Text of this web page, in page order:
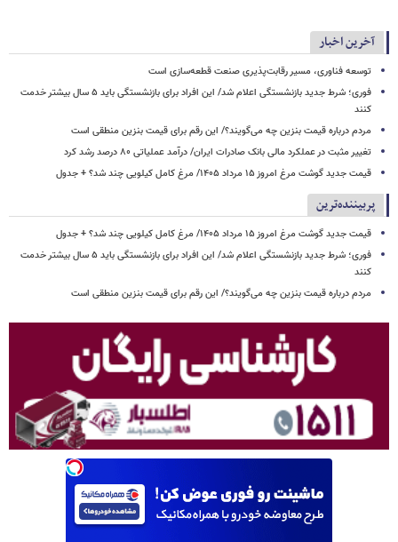
آخرین اخبار
توسعه فناوری، مسیر رقابت‌پذیری صنعت قطعه‌سازی است
فوری؛ شرط جدید بازنشستگی اعلام شد/ این افراد برای بازنشستگی باید ۵ سال بیشتر خدمت
کنند
مردم درباره قیمت بنزین چه می‌گویند؟/ این رقم برای قیمت بنزین منطقی است
تغییر مثبت در عملکرد مالی بانک صادرات ایران/ درآمد عملیاتی ۸۰ درصد رشد کرد
قیمت جدید گوشت مرغ امروز ۱۵ مرداد ۱۴۰۵/ مرغ کامل کیلویی چند شد؟ + جدول
پربیننده‌ترین
قیمت جدید گوشت مرغ امروز ۱۵ مرداد ۱۴۰۵/ مرغ کامل کیلویی چند شد؟ + جدول
فوری؛ شرط جدید بازنشستگی اعلام شد/ این افراد برای بازنشستگی باید ۵ سال بیشتر خدمت
کنند
مردم درباره قیمت بنزین چه می‌گویند؟/ این رقم برای قیمت بنزین منطقی است